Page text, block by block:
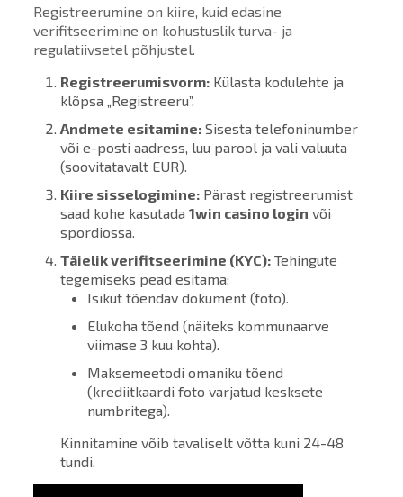
Registreerumine on kiire, kuid edasine
verifitseerimine on kohustuslik turva- ja
regulatiivsetel põhjustel.
Registreerumisvorm:Külasta kodulehte ja
klõpsa „Registreeru”.
Andmete esitamine:Sisesta telefoninumber
või e-posti aadress, luu parool ja vali valuuta
(soovitatavalt EUR).
Kiire sisselogimine:Pärast registreerumist
saad kohe kasutada 1win casino login või
spordiossa.
Täielik verifitseerimine (KYC):Tehingute
tegemiseks pead esitama:
Isikut tõendav dokument (foto).
Elukoha tõend (näiteks kommunaarve
viimase 3 kuu kohta).
Maksemeetodi omaniku tõend
(krediitkaardi foto varjatud kesksete
numbritega).
Kinnitamine võib tavaliselt võtta kuni 24-48
tundi.